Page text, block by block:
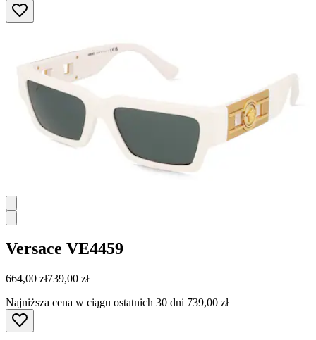
Versace VE4459
664,00 zł739,00 zł
Najniższa cena w ciągu ostatnich 30 dni 739,00 zł